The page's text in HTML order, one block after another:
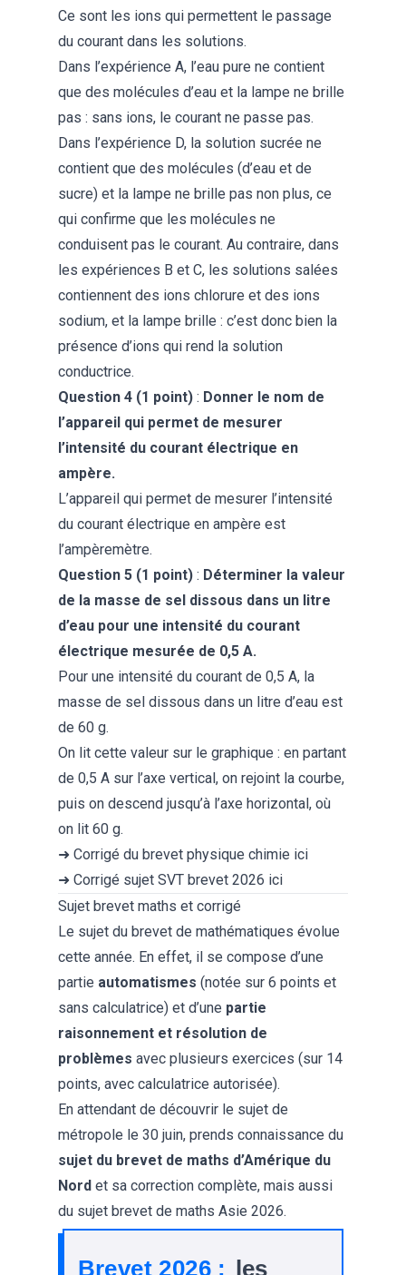
Ce sont les ions qui permettent le passage
du courant dans les solutions.
Dans l’expérience A, l’eau pure ne contient
que des molécules d’eau et la lampe ne brille
pas : sans ions, le courant ne passe pas.
Dans l’expérience D, la solution sucrée ne
contient que des molécules (d’eau et de
sucre) et la lampe ne brille pas non plus, ce
qui confirme que les molécules ne
conduisent pas le courant. Au contraire, dans
les expériences B et C, les solutions salées
contiennent des ions chlorure et des ions
sodium, et la lampe brille : c’est donc bien la
présence d’ions qui rend la solution
conductrice.
Question 4 (1 point) : Donner le nom de
l’appareil qui permet de mesurer
l’intensité du courant électrique en
ampère.
L’appareil qui permet de mesurer l’intensité
du courant électrique en ampère est
l’ampèremètre.
Question 5 (1 point) : Déterminer la valeur
de la masse de sel dissous dans un litre
d’eau pour une intensité du courant
électrique mesurée de 0,5 A.
Pour une intensité du courant de 0,5 A, la
masse de sel dissous dans un litre d’eau est
de 60 g.
On lit cette valeur sur le graphique : en partant
de 0,5 A sur l’axe vertical, on rejoint la courbe,
puis on descend jusqu’à l’axe horizontal, où
on lit 60 g.
➜ Corrigé du brevet physique chimie ici
➜ Corrigé sujet SVT brevet 2026 ici
Sujet brevet maths et corrigé
Le sujet du brevet de mathématiques évolue
cette année. En effet, il se compose d’une
partie automatismes (notée sur 6 points et
sans calculatrice) et d’une partie
raisonnement et résolution de
problèmes avec plusieurs exercices (sur 14
points, avec calculatrice autorisée).
En attendant de découvrir le sujet de
métropole le 30 juin, prends connaissance du
sujet du brevet de maths d’Amérique du
Nord et sa correction complète, mais aussi
du sujet brevet de maths Asie 2026.
Brevet 2026 :
les